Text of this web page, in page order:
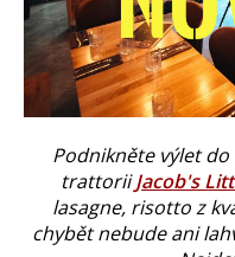
Podnikněte výlet
trattoriiJacob's
lasagne, risotto z
chybět nebude ani